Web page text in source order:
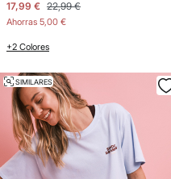
17,99 € 22,99 €
Ahorras 5,00 €
+2 Colores
SIMILARES